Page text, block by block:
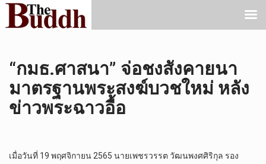
“กมธ.ศาสนา” จ่อชงสังคายนา
มาตรฐานพระสงฆ์บวชใหม่ หลัง
ข่าวพระฉาวอื้อ
เมื่อวันที่ 19 พฤศจิกายน 2565 นายเพชรวรรต วัฒนพงศศิริกุล รอง